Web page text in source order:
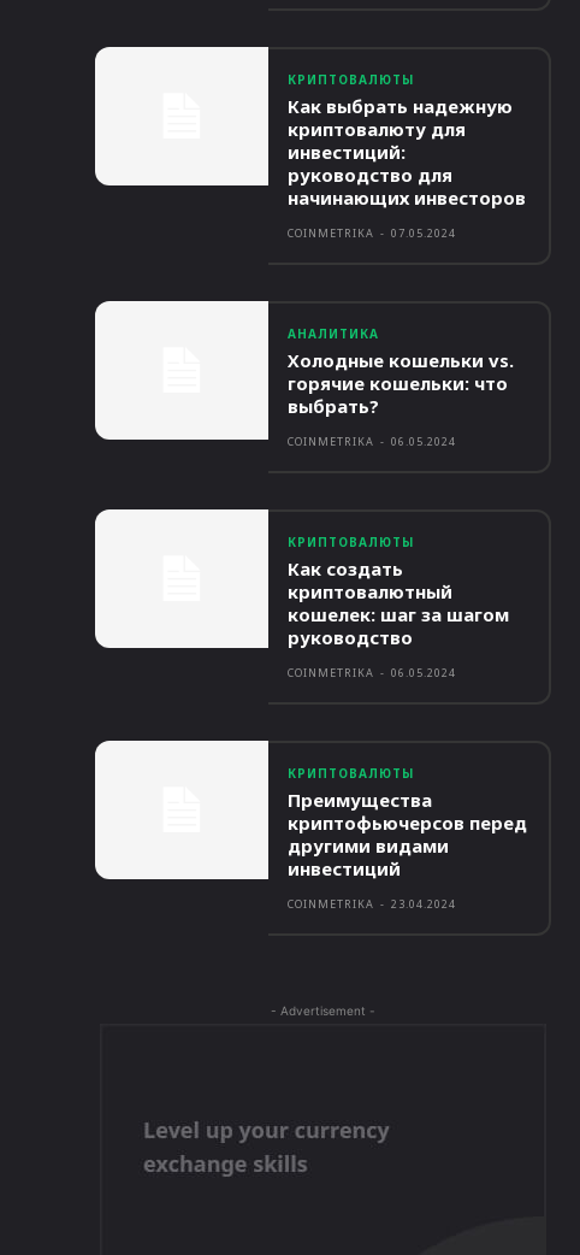
КРИПТОВАЛЮТЫ
Как выбрать надежную
криптовалюту для
инвестиций:
руководство для
начинающих инвесторов
COINMETRIKA - 07.05.2024
АНАЛИТИКА
Холодные кошельки vs.
горячие кошельки: что
выбрать?
COINMETRIKA - 06.05.2024
КРИПТОВАЛЮТЫ
Как создать
криптовалютный
кошелек: шаг за шагом
руководство
COINMETRIKA - 06.05.2024
КРИПТОВАЛЮТЫ
Преимущества
криптофьючерсов перед
другими видами
инвестиций
COINMETRIKA - 23.04.2024
- Advertisement -